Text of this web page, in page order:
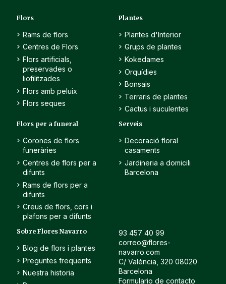
Flors
Rams de flors
Centres de Flors
Flors artificials,
preservades o
liofilitzades
Flors amb peluix
Flors seques
Plantes
Plantes d'Interior
Grups de plantes
Kokedames
Orquídies
Bonsais
Terraris de plantes
Cactus i suculentes
Flors per a funeral
Corones de flors
funeràries
Centres de flors per a
difunts
Rams de flors per a
difunts
Creus de flors, cors i
plafons per a difunts
Serveis
Decoració floral
casaments
Jardineria a domicili
Barcelona
Sobre Flores Navarro
Blog de flors i plantes
Preguntes freqüents
Nuestra historia
93 457 40 99
correo@flores-
navarro.com
C/ Valéncia, 320 08020
Barcelona
Formulario de contacto